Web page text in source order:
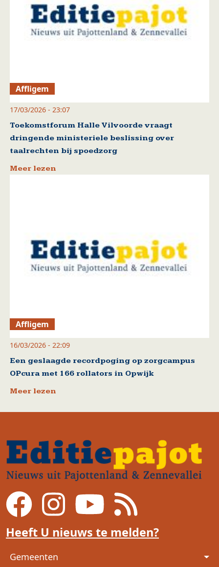
Affligem
17/03/2026 - 23:07
Toekomstforum Halle Vilvoorde vraagt
dringende ministeriele beslissing over
taalrechten bij spoedzorg
Meer lezen
Affligem
16/03/2026 - 22:09
Een geslaagde recordpoging op zorgcampus
OPcura met 166 rollators in Opwijk
Meer lezen
Heeft U nieuws te melden?
Voet
Gemeenten